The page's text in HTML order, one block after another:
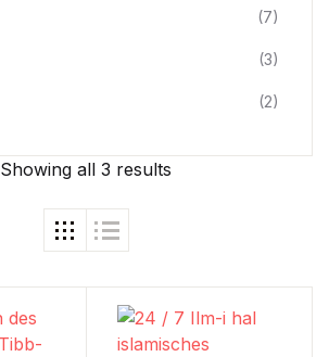
Showing all 3 results
(7)
(3)
(2)